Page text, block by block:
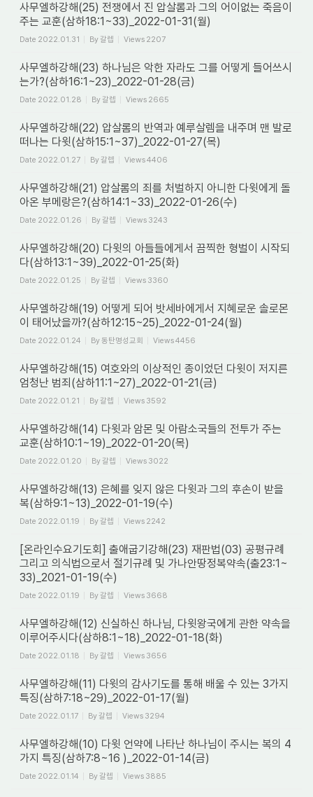
사무엘하강해(25) 전쟁에서 진 압살롬과 그의 어이없는 죽음이
주는 교훈(삼하18:1~33)_2022-01-31(월)
Date 2022.01.31 By갈렙 Views 2207
사무엘하강해(23) 하나님은 악한 자라도 그를 어떻게 들어쓰시
는가?(삼하16:1~23)_2022-01-28(금)
Date 2022.01.28 By갈렙 Views 2665
사무엘하강해(22) 압살롬의 반역과 예루살렘을 내주며 맨 발로
떠나는 다윗(삼하15:1~37)_2022-01-27(목)
Date 2022.01.27 By갈렙 Views4406
사무엘하강해(21) 압살롬의 죄를 처벌하지 아니한 다윗에게 돌
아온 부메랑은?(삼하14:1~33)_2022-01-26(수)
Date 2022.01.26 By갈렙 Views 3243
사무엘하강해(20) 다윗의 아들들에게서 끔찍한 형벌이 시작되
다(삼하13:1~39)_2022-01-25(화)
Date 2022.01.25 By갈렙 Views 3360
사무엘하강해(19) 어떻게 되어 밧세바에게서 지혜로운 솔로몬
이 태어났을까?(삼하12:15~25)_2022-01-24(월)
Date 2022.01.24 By동탄명성교회 Views4456
사무엘하강해(15) 여호와의 이상적인 종이었던 다윗이 저지른
엄청난 범죄(삼하11:1~27)_2022-01-21(금)
Date 2022.01.21 By갈렙 Views 3592
사무엘하강해(14) 다윗과 암몬 및 아람소국들의 전투가 주는
교훈(삼하10:1~19)_2022-01-20(목)
Date 2022.01.20 By갈렙 Views 3022
사무엘하강해(13) 은혜를 잊지 않은 다윗과 그의 후손이 받을
복(삼하9:1~13)_2022-01-19(수)
Date 2022.01.19 By갈렙 Views 2242
[온라인수요기도회] 출애굽기강해(23) 재판법(03) 공평규례
그리고 의식법으로서 절기규례 및 가나안땅정복약속(출23:1~
33)_2021-01-19(수)
Date 2022.01.19 By갈렙 Views 3668
사무엘하강해(12) 신실하신 하나님, 다윗왕국에게 관한 약속을
이루어주시다(삼하8:1~18)_2022-01-18(화)
Date 2022.01.18 By갈렙 Views 3656
사무엘하강해(11) 다윗의 감사기도를 통해 배울 수 있는 3가지
특징(삼하7:18~29)_2022-01-17(월)
Date 2022.01.17 By갈렙 Views 3294
사무엘하강해(10) 다윗 언약에 나타난 하나님이 주시는 복의 4
가지 특징(삼하7:8~16 )_2022-01-14(금)
Date 2022.01.14 By갈렙 Views 3885